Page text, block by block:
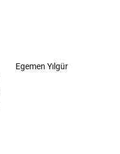
Egemen Yılgür